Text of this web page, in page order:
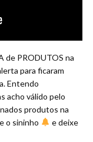
de PRODUTOS na
para ficaram
Entendo
acho válido pelo
produtos na
o sininho
e deixe